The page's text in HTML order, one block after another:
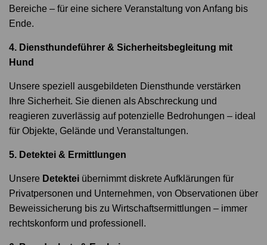
Bereiche – für eine sichere Veranstaltung von Anfang bis
Ende.
4. Diensthundeführer & Sicherheitsbegleitung mit
Hund
Unsere speziell ausgebildeten Diensthunde verstärken
Ihre Sicherheit. Sie dienen als Abschreckung und
reagieren zuverlässig auf potenzielle Bedrohungen – ideal
für Objekte, Gelände und Veranstaltungen.
5. Detektei & Ermittlungen
Unsere Detektei übernimmt diskrete Aufklärungen für
Privatpersonen und Unternehmen, von Observationen über
Beweissicherung bis zu Wirtschaftsermittlungen – immer
rechtskonform und professionell.